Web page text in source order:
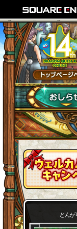
とんが